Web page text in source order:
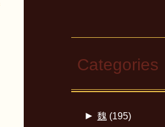
Categories
► 魏 (195)